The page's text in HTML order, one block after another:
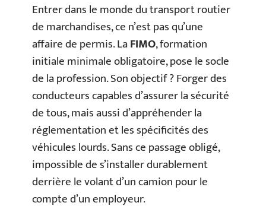
Entrer dans le monde du transport routier
de marchandises, ce n’est pas qu’une
affaire de permis. LaFIMO, formation
initiale minimale obligatoire, pose le socle
de la profession. Son objectif ? Forger des
conducteurs capables d’assurer la sécurité
de tous, mais aussi d’appréhender la
réglementation et les spécificités des
véhicules lourds. Sans ce passage obligé,
impossible de s’installer durablement
derrière le volant d’un camion pour le
compte d’un employeur.